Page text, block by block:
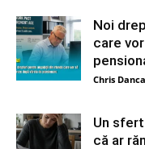
Noi
care
Chris Danca
Un
că ar